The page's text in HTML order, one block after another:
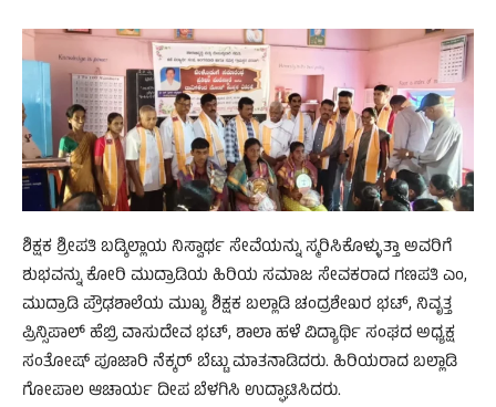
ಶಿಕ್ಷಕ ಶ್ರೀಪತಿ ಬಡ್ಕಿಲ್ಲಾಯ ನಿಸ್ವಾರ್ಥ ಸೇವೆಯನ್ನು ಸ್ಮರಿಸಿಕೊಳ್ಳುತ್ತಾ ಅವರಿಗೆ
ಶುಭವನ್ನು ಕೋರಿ ಮುದ್ರಾಡಿಯ ಹಿರಿಯ ಸಮಾಜ ಸೇವಕರಾದ ಗಣಪತಿ ಎಂ,
ಮುದ್ರಾಡಿ ಪ್ರೌಢಶಾಲೆಯ ಮುಖ್ಯ ಶಿಕ್ಷಕ ಬಲ್ಲಾಡಿ ಚಂದ್ರಶೇಖರ ಭಟ್, ನಿವೃತ್ತ
ಪ್ರಿನ್ಸಿಪಾಲ್ ಹೆಬ್ರಿ ವಾಸುದೇವ ಭಟ್, ಶಾಲಾ ಹಳೆ ವಿದ್ಯಾರ್ಥಿ ಸಂಘದ ಅಧ್ಯಕ್ಷ
ಸಂತೋಷ್ ಪೂಜಾರಿ ನೆಕ್ಕರ್ ಬೆಟ್ಟು ಮಾತನಾಡಿದರು. ಹಿರಿಯರಾದ ಬಲ್ಲಾಡಿ
ಗೋಪಾಲ ಆಚಾರ್ಯ ದೀಪ ಬೆಳಗಿಸಿ ಉದ್ಘಾಟಿಸಿದರು.